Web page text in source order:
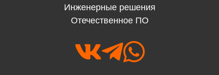

Инженерные решения
Отечественное ПО